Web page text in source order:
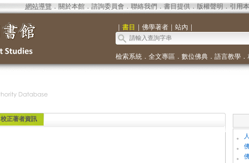
網站導覽 ． 關於本館． 諮詢委員會． 聯絡我們 ． 書目提供． 版權聲明 ． 引用
｜ 書目 ｜ 佛學著者｜ 站內 ｜
檢索系統． 全文專區 ． 數位佛典． 語言教學．
校正著者資訊
。
。
。